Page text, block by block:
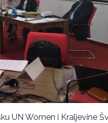
UN Women i Kraljevine